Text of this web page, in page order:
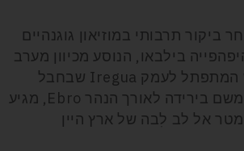
ביקור תרבותי במוזיאון גוגנהיים
בילבאו, הנוסע מכיוון מערב
ממשיך על הכביש המתפתל לעמק Iregua שבחבל
הבסקים ההררי, ומשם בירידה לאורך הנהר Ebro, מגיע
אל לב לִבה של ארץ היין